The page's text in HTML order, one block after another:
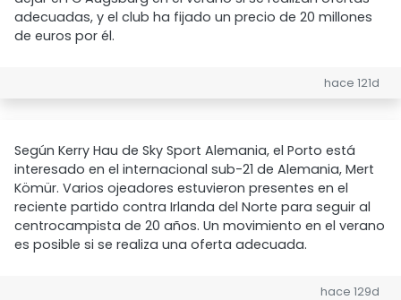
adecuadas, y el club ha fijado un precio de 20 millones
de euros por él.
hace 121d
Según Kerry Hau de Sky Sport Alemania, el Porto está
interesado en el internacional sub-21 de Alemania, Mert
Kömür. Varios ojeadores estuvieron presentes en el
reciente partido contra Irlanda del Norte para seguir al
centrocampista de 20 años. Un movimiento en el verano
es posible si se realiza una oferta adecuada.
hace 129d